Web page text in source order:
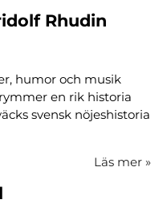
Rhudin
humor och musik
en rik historia
svensk nöjeshistoria
Läs mer »